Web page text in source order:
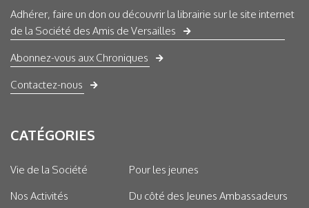
Adhérer, faire un don ou découvrir la librairie sur le site internet
de la Société des Amis de Versailles
Abonnez-vous aux Chroniques
Contactez-nous
CATÉGORIES
Vie de la Société
Nos Activités
Pour les jeunes
Du côté des Jeunes Ambassadeurs